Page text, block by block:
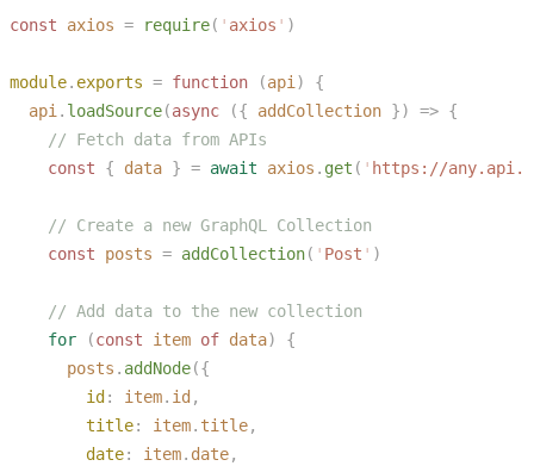
const axios = require( ' axios '
module. exports = function (api)
  api
. loadSource(async ({ addCollection }) =>
    const
{ data } = await axios . get ( ' https://
    const
posts = addCollection( ' Post '
    for
(const item of data)
      posts
. addNode
        id
: item. id
        title
: item. title
        date
: item. date